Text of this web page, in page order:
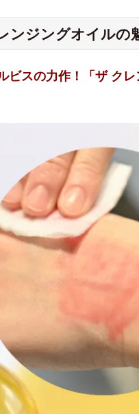
ンジングオイルの
ビスの力作！「ザ ク